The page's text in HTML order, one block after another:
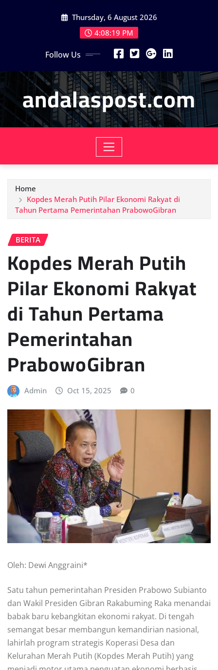
Thursday, 6 August 2026
4:08:21 PM
Follow Us
andalaspost.com
Home
Kopdes Merah Putih Pilar Ekonomi Rakyat di
Tahun Pertama Pemerintahan PrabowoGibran
BERITA
Kopdes Merah Putih
Pilar Ekonomi Rakyat
di Tahun Pertama
Pemerintahan
PrabowoGibran
Admin Oct 15, 2025 0
Oleh: Dewi Anggraini*
Satu tahun pemerintahan Presiden Prabowo Subianto
dan Wakil Presiden Gibran Rakabuming Raka menandai
babak baru kebangkitan ekonomi rakyat. Di tengah
semangat besar membangun kemandirian nasional,
lahirlah program strategis Koperasi Desa dan
Kelurahan Merah Putih (Kopdes Merah Putih) yang